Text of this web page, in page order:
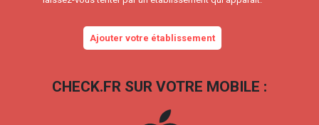
Ajouter votre établissement
CHECK.FR SUR VOTRE MOBILE :